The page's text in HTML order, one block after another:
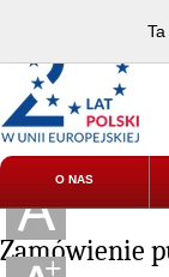
O NAS
Zamówienie